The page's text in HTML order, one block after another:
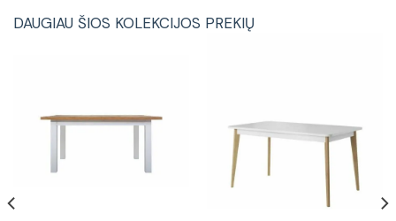
DAUGIAU ŠIOS KOLEKCIJOS PREKIŲ